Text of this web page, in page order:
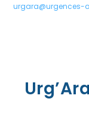
urgara@urgences-